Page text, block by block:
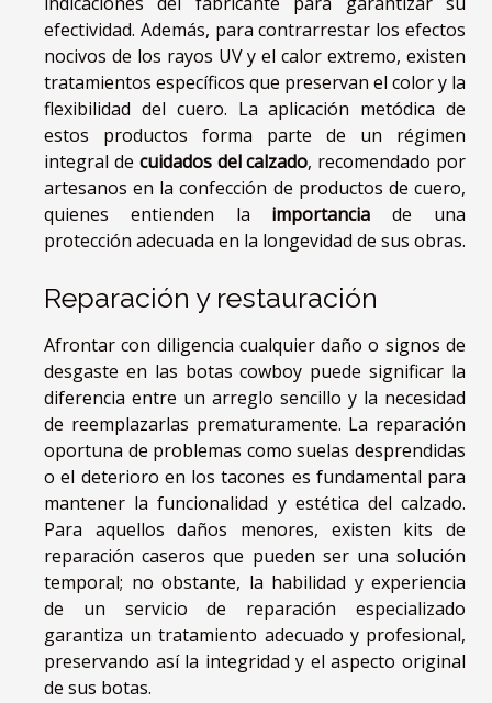
efectividad. Además, para contrarrestar los efectos
nocivos de los rayos UV y el calor extremo, existen
tratamientos específicos que preservan el color y la
flexibilidad del cuero. La aplicación metódica de
estos productos forma parte de un régimen
integral de cuidados del calzado, recomendado por
artesanos en la confección de productos de cuero,
quienes entienden la importancia de una
protección adecuada en la longevidad de sus obras.
Reparación y restauración
Afrontar con diligencia cualquier daño o signos de
desgaste en las botas cowboy puede significar la
diferencia entre un arreglo sencillo y la necesidad
de reemplazarlas prematuramente. La reparación
oportuna de problemas como suelas desprendidas
o el deterioro en los tacones es fundamental para
mantener la funcionalidad y estética del calzado.
Para aquellos daños menores, existen kits de
reparación caseros que pueden ser una solución
temporal; no obstante, la habilidad y experiencia
de un servicio de reparación especializado
garantiza un tratamiento adecuado y profesional,
preservando así la integridad y el aspecto original
de sus botas.